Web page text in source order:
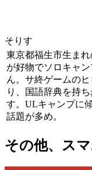
そりす
東京都福生市生ま
が好物でソロキャ
ん。サ終ゲームの
り、国語辞典を持
す。ULキャンプに
話題が多め。
その他、ス